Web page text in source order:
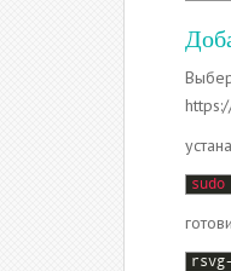
sudo
rsvg-